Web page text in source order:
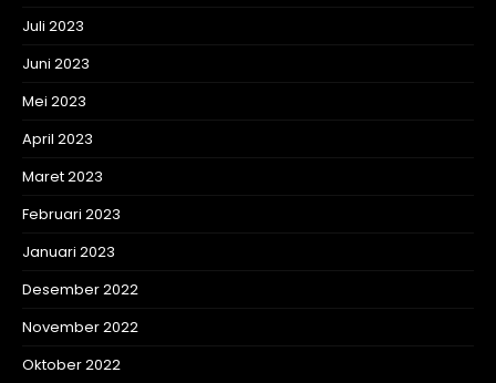
Juli 2023
Juni 2023
Mei 2023
April 2023
Maret 2023
Februari 2023
Januari 2023
Desember 2022
November 2022
Oktober 2022